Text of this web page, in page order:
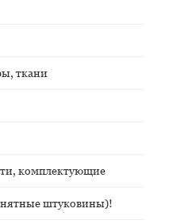
ткани
комплектующие
штуковины)!